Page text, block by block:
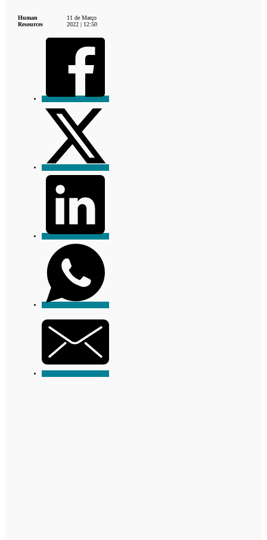
Human
Resources
11 de Março
2022 | 12:50